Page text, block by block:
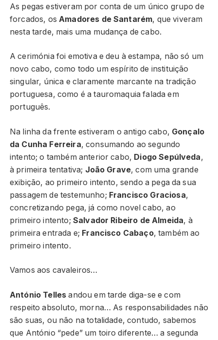
As pegas estiveram por conta de um único grupo de
forcados, os Amadores de Santarém, que viveram
nesta tarde, mais uma mudança de cabo.
A cerimónia foi emotiva e deu à estampa, não só um
novo cabo, como todo um espírito de instituição
singular, única e claramente marcante na tradição
portuguesa, como é a tauromaquia falada em
português.
Na linha da frente estiveram o antigo cabo, Gonçalo
da Cunha Ferreira, consumando ao segundo
intento; o também anterior cabo, Diogo Sepúlveda,
à primeira tentativa; João Grave, com uma grande
exibição, ao primeiro intento, sendo a pega da sua
passagem de testemunho; Francisco Graciosa,
concretizando pega, já como novel cabo, ao
primeiro intento; Salvador Ribeiro de Almeida, à
primeira entrada e; Francisco Cabaço, também ao
primeiro intento.
Vamos aos cavaleiros…
António Telles andou em tarde diga-se e com
respeito absoluto, morna… As responsabilidades não
são suas, ou não na totalidade, contudo, sabemos
que António “pede” um toiro diferente… a segunda